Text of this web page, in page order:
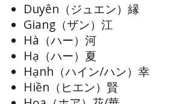
Duyên（ジュエン）縁
Giang（ザン）江
Hà（ハー）河
Hạ（ハー）夏
Hạnh（ハイン/ハン）幸
Hiền（ヒエン）賢